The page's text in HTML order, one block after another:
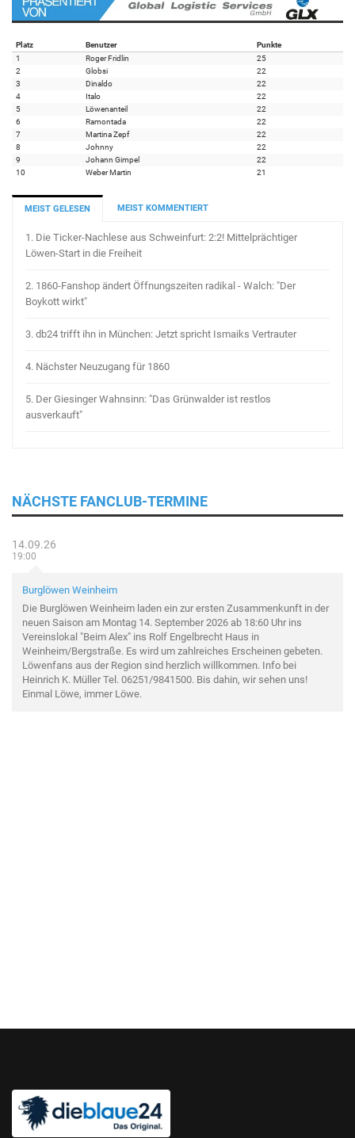
Platz Benutzer
Punkte
1
Roger Fridlin
25
2
Globsi
22
3
Dinaldo
22
4
Italo
22
5
Löwenanteil
22
6
Ramontada
22
7
Martina Zepf
22
8
Johnny
22
9
Johann Gimpel
22
10
Weber Martin 21
MEIST GELESEN MEIST KOMMENTIERT
1. Die Ticker-Nachlese aus Schweinfurt: 2:2! Mittelprächtiger
Löwen-Start in die Freiheit
2. 1860-Fanshop ändert Öffnungszeiten radikal - Walch: "Der
Boykott wirkt"
3. db24 trifft ihn in München: Jetzt spricht Ismaiks Vertrauter
4. Nächster Neuzugang für 1860
5. Der Giesinger Wahnsinn: "Das Grünwalder ist restlos
ausverkauft"
NÄCHSTE FANCLUB-TERMINE
14.09.26
19:00
Burglöwen Weinheim
Die Burglöwen Weinheim laden ein zur ersten Zusammenkunft in der
neuen Saison am Montag 14. September 2026 ab 18:60 Uhr ins
Vereinslokal "Beim Alex" ins Rolf Engelbrecht Haus in
Weinheim/Bergstraße. Es wird um zahlreiches Erscheinen gebeten.
Löwenfans aus der Region sind herzlich willkommen. Info bei
Heinrich K. Müller Tel. 06251/9841500. Bis dahin, wir sehen uns!
Einmal Löwe, immer Löwe.